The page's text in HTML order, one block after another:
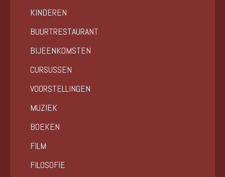
KINDEREN
BUURTRESTAURANT
BIJEENKOMSTEN
CURSUSSEN
VOORSTELLINGEN
MUZIEK
BOEKEN
FILM
FILOSOFIE